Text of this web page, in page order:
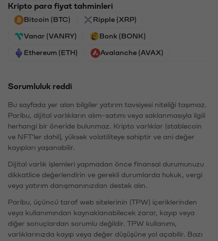
Kripto para fiyat tahminleri
Bitcoin (BTC) Ripple (XRP)
Vanar (VANRY) Bonk (BONK)
Ethereum (ETH) Avalanche (AVAX)
Sorumluluk reddi
Bu sayfada yer alan bilgiler yatırım tavsiyesi niteliği taşımaz.
Paribu, dijital varlıkların alım-satımı veya saklanmasıyla ilgili
herhangi bir öneride bulunmaz. Kripto varlıklar (stablecoin
ve NFT'ler dahil), yüksek volatiliteye sahiptir ve ani değer
kayıpları yaşanabilir.
Dijital varlık işlemleri yapmadan önce finansal durumunuzu
dikkatlice değerlendirin ve gerekli durumlarda hukuk, vergi
veya yatırım danışmanınızdan destek alın.
Paribu, üçüncü taraf web sitelerinin (TPW) içeriklerinden
veya kullanımından kaynaklanabilecek zarar, kayıp veya
diğer sonuçlardan sorumlu değildir. TPW kullanımı,
varlıklarınızda kayıp veya değer düşüşüne yol açabilir. Bazı